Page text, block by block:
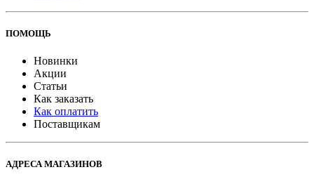
ПОМОЩЬ
Новинки
Акции
Статьи
Как заказать
Как оплатить
Поставщикам
АДРЕСА МАГАЗИНОВ